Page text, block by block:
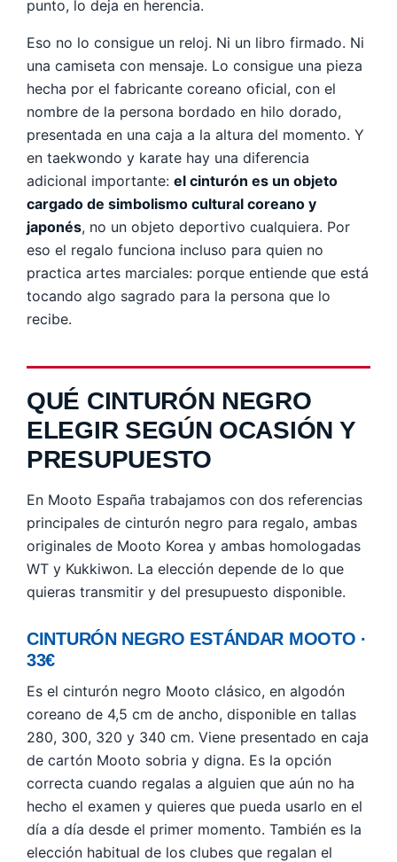
punto, lo deja en herencia.
Eso no lo consigue un reloj. Ni un libro firmado. Ni
una camiseta con mensaje. Lo consigue una pieza
hecha por el fabricante coreano oficial, con el
nombre de la persona bordado en hilo dorado,
presentada en una caja a la altura del momento. Y
en taekwondo y karate hay una diferencia
adicional importante: el cinturón es un objeto
cargado de simbolismo cultural coreano y
japonés, no un objeto deportivo cualquiera. Por
eso el regalo funciona incluso para quien no
practica artes marciales: porque entiende que está
tocando algo sagrado para la persona que lo
recibe.
QUÉ CINTURÓN NEGRO
ELEGIR SEGÚN OCASIÓN Y
PRESUPUESTO
En Mooto España trabajamos con dos referencias
principales de cinturón negro para regalo, ambas
originales de Mooto Korea y ambas homologadas
WT y Kukkiwon. La elección depende de lo que
quieras transmitir y del presupuesto disponible.
CINTURÓN NEGRO ESTÁNDAR MOOTO ·
33€
Es el cinturón negro Mooto clásico, en algodón
coreano de 4,5 cm de ancho, disponible en tallas
280, 300, 320 y 340 cm. Viene presentado en caja
de cartón Mooto sobria y digna. Es la opción
correcta cuando regalas a alguien que aún no ha
hecho el examen y quieres que pueda usarlo en el
día a día desde el primer momento. También es la
elección habitual de los clubes que regalan el